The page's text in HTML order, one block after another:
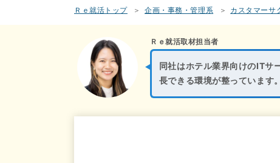
Ｒｅ就活トップ 企画・事務・管理系 カスタマーサ
同社はホテル業界向けのITサ
長できる環境が整っています。
Ｒｅ就活取材担当者